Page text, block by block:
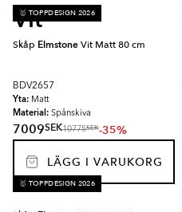
Vit
🥇 TOPPDESIGN 2026
Skåp ElmstoneVit Matt 80 cm
BDV2657
Yta: Matt
Material: Spånskiva
7009SEK10775SEK-35%
LÄGG I VARUKORG
🥇 TOPPDESIGN 2026